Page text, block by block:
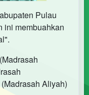
Pulau
ini membuahkan
Aliyah)